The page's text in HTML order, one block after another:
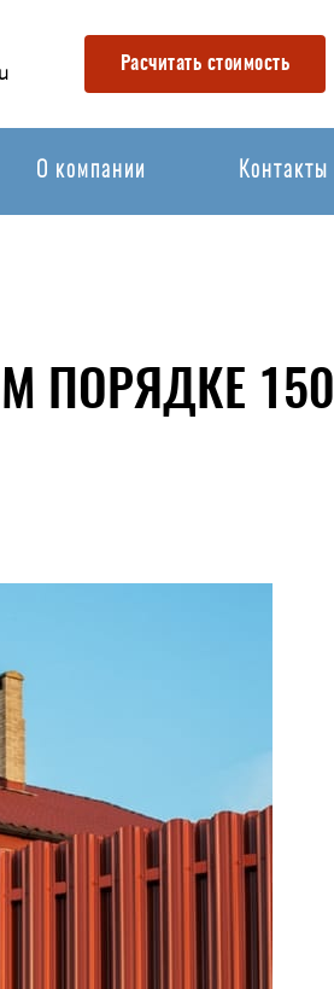
Расчитать стоимость
О компании Контакты
ПОРЯДКЕ 150